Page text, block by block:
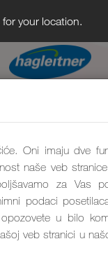
your location.
Oni imaju dve
naše veb
za Vas
podaci
u bilo
veb stranici u